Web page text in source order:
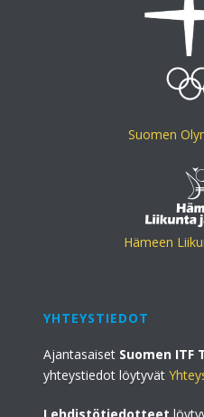
Suomen
Hämeen
YHTEYSTIEDOT
Ajantasaiset Suomen ITF
yhteystiedot löytyvät